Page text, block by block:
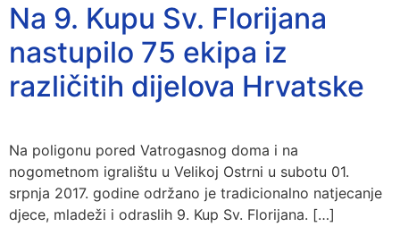
Na 9. Kupu Sv. Florijana
nastupilo 75 ekipa iz
različitih dijelova Hrvatske
Na poligonu pored Vatrogasnog doma i na
nogometnom igralištu u Velikoj Ostrni u subotu 01.
srpnja 2017. godine održano je tradicionalno natjecanje
djece, mladeži i odraslih 9. Kup Sv. Florijana. […]